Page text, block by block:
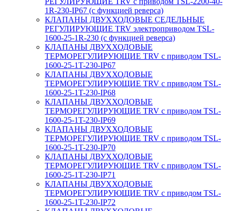
1R-230-IP67 (с функцией реверса)
КЛАПАНЫ ДВУХХОДОВЫЕ СЕДЕЛЬНЫЕ
РЕГУЛИРУЮЩИЕ TRV электроприводом TSL-
1600-25-1R-230 (с функцией реверса)
КЛАПАНЫ ДВУХХОДОВЫЕ
ТЕРМОРЕГУЛИРУЮЩИЕ TRV с приводом TSL-
1600-25-1T-230-IP67
КЛАПАНЫ ДВУХХОДОВЫЕ
ТЕРМОРЕГУЛИРУЮЩИЕ TRV с приводом TSL-
1600-25-1T-230-IP68
КЛАПАНЫ ДВУХХОДОВЫЕ
ТЕРМОРЕГУЛИРУЮЩИЕ TRV с приводом TSL-
1600-25-1T-230-IP69
КЛАПАНЫ ДВУХХОДОВЫЕ
ТЕРМОРЕГУЛИРУЮЩИЕ TRV с приводом TSL-
1600-25-1T-230-IP70
КЛАПАНЫ ДВУХХОДОВЫЕ
ТЕРМОРЕГУЛИРУЮЩИЕ TRV с приводом TSL-
1600-25-1T-230-IP71
КЛАПАНЫ ДВУХХОДОВЫЕ
ТЕРМОРЕГУЛИРУЮЩИЕ TRV с приводом TSL-
1600-25-1T-230-IP72